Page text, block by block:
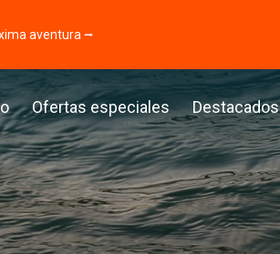
aventura ⭢
Ofertas especiales Destacados